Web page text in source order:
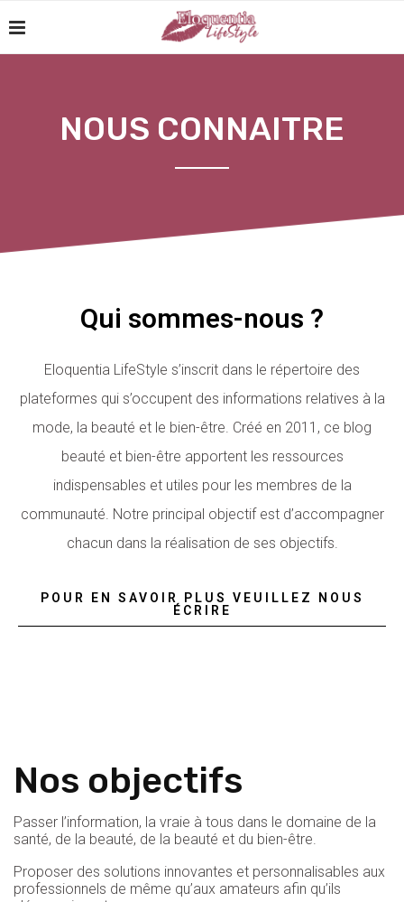
NOUS CONNAITRE
Qui sommes-nous ?
Eloquentia LifeStyle s’inscrit dans le répertoire des
plateformes qui s’occupent des informations relatives à la
mode, la beauté et le bien-être. Créé en 2011, ce blog
beauté et bien-être apportent les ressources
indispensables et utiles pour les membres de la
communauté. Notre principal objectif est d’accompagner
chacun dans la réalisation de ses objectifs.
POUR EN SAVOIR PLUS VEUILLEZ NOUS
ÉCRIRE
Nos objectifs
Passer l’information, la vraie à tous dans le domaine de la
santé, de la beauté, de la beauté et du bien-être.
Proposer des solutions innovantes et personnalisables aux
professionnels de même qu’aux amateurs afin qu’ils